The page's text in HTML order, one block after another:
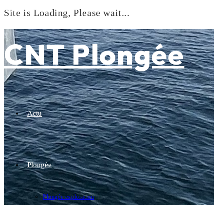
Site is Loading, Please wait...
to
content
CNT Plongée
Actu
Plongée
Plongée exploration